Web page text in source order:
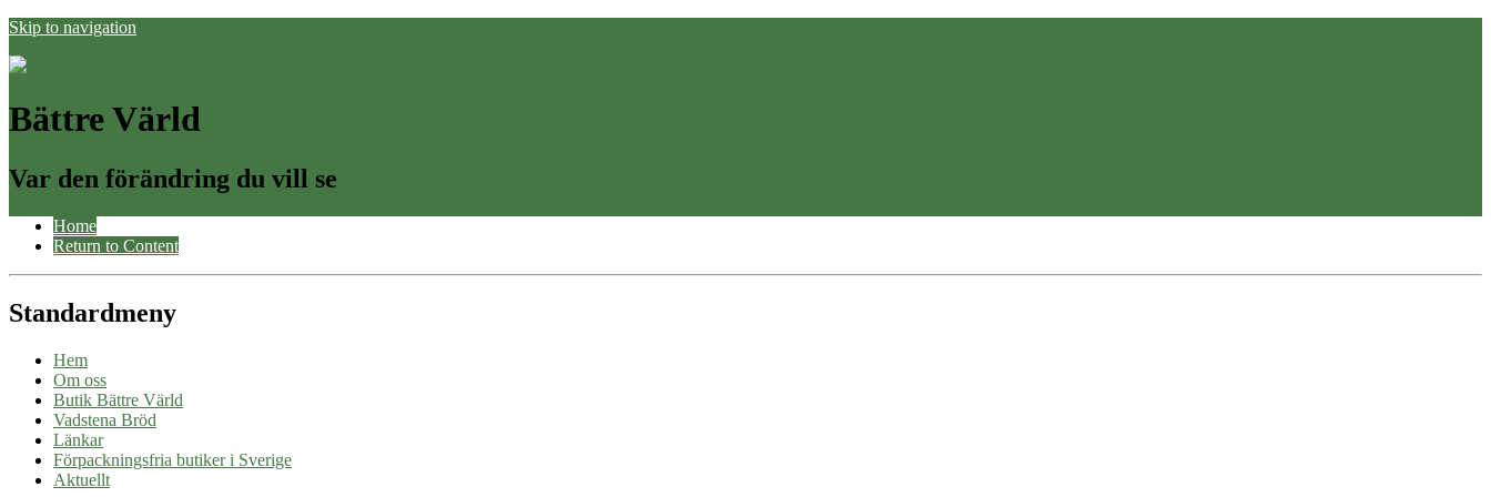
Skip to navigation
Bättre Värld
Var den förändring du vill se
Home
Return to Content
Standardmeny
Hem
Om oss
Butik Bättre Värld
Vadstena Bröd
Länkar
Förpackningsfria butiker i Sverige
Aktuellt